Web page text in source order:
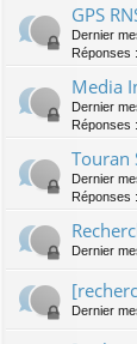
GPS
Dernier
Réponses :
Media
Dernier
Réponses :
Touran
Dernier
Réponses :
Dernier
Dernier